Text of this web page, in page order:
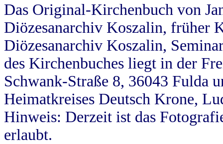
Das Original-Kirchenbuch von
Diözesanarchiv Koszalin, früher
Diözesanarchiv Koszalin,
des Kirchenbuches liegt in der
Schwank-Straße 8, 36043 Fulda
Heimatkreises Deutsch Krone,
Hinweis: Derzeit ist das
erlaubt.